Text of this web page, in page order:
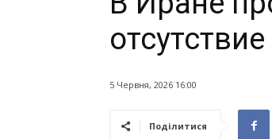
5 Червня, 2026 16:00
Поділитися